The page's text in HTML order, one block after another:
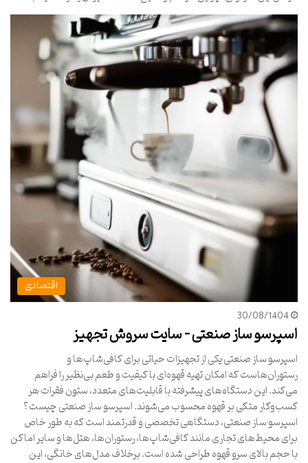
اقتصادی
30/08/1404
اسپرسو ساز صنعتی – سایت سروش تجهیز
اسپرسو ساز صنعتی یکی از تجهیزات حیاتی برای کافی‌شاپ‌ها و
رستوران‌هاست که امکان تهیه قهوه‌ای با کیفیت و طعم بی‌نظیر را فراهم
می‌کند. این دستگاه‌های پیشرفته با قابلیت‌های متعدد، ستون فقرات هر
کسب‌وکار متکی بر قهوه محسوب می‌شوند. اسپرسو ساز صنعتی چیست؟
اسپرسو ساز صنعتی، دستگاهی تخصصی و قدرتمند است که به طور خاص
برای محیط‌های تجاری مانند کافی‌شاپ‌ها، رستوران‌ها، هتل‌ها و سایر اماکن
با حجم بالای سرو قهوه طراحی شده است. برخلاف مدل‌های خانگی، این